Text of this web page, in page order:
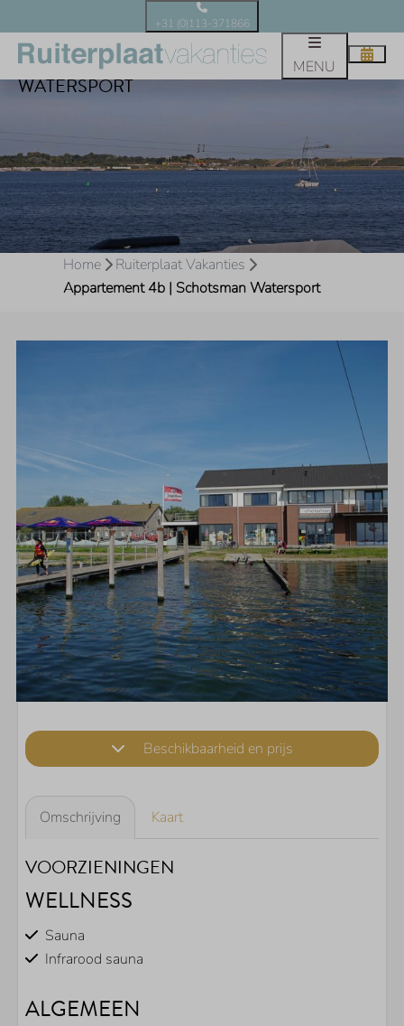
+31 (0)113-371866
MENU
APPARTEMENT 4B | SCHOTSMAN
WATERSPORT
Home
Ruiterplaat Vakanties
Appartement 4b | Schotsman Watersport
Beschikbaarheid en prijs
Omschrijving Kaart
VOORZIENINGEN
WELLNESS
Sauna
Infrarood sauna
ALGEMEEN